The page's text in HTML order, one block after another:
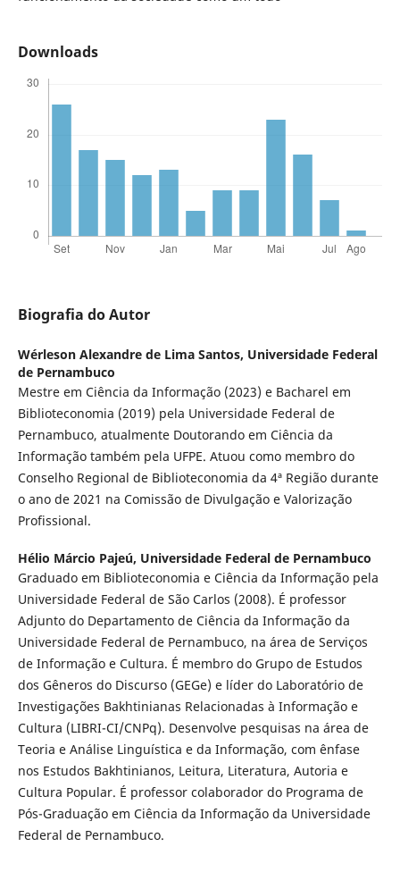
Downloads
Biografia do Autor
Wérleson Alexandre de Lima Santos, Universidade Federal
de Pernambuco
Mestre em Ciência da Informação (2023) e Bacharel em
Biblioteconomia (2019) pela Universidade Federal de
Pernambuco, atualmente Doutorando em Ciência da
Informação também pela UFPE. Atuou como membro do
Conselho Regional de Biblioteconomia da 4ª Região durante
o ano de 2021 na Comissão de Divulgação e Valorização
Profissional.
Hélio Márcio Pajeú, Universidade Federal de Pernambuco
Graduado em Biblioteconomia e Ciência da Informação pela
Universidade Federal de São Carlos (2008). É professor
Adjunto do Departamento de Ciência da Informação da
Universidade Federal de Pernambuco, na área de Serviços
de Informação e Cultura. É membro do Grupo de Estudos
dos Gêneros do Discurso (GEGe) e líder do Laboratório de
Investigações Bakhtinianas Relacionadas à Informação e
Cultura (LIBRI-CI/CNPq). Desenvolve pesquisas na área de
Teoria e Análise Linguística e da Informação, com ênfase
nos Estudos Bakhtinianos, Leitura, Literatura, Autoria e
Cultura Popular. É professor colaborador do Programa de
Pós-Graduação em Ciência da Informação da Universidade
Federal de Pernambuco.